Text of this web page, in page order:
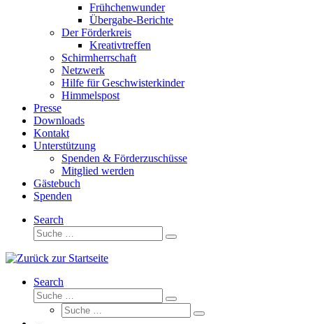
Frühchenwunder
Übergabe-Berichte
Der Förderkreis
Kreativtreffen
Schirmherrschaft
Netzwerk
Hilfe für Geschwisterkinder
Himmelspost
Presse
Downloads
Kontakt
Unterstützung
Spenden & Förderzuschüsse
Mitglied werden
Gästebuch
Spenden
Search
Suche
Suche
Search
Suche
Suche
Suche
Suche